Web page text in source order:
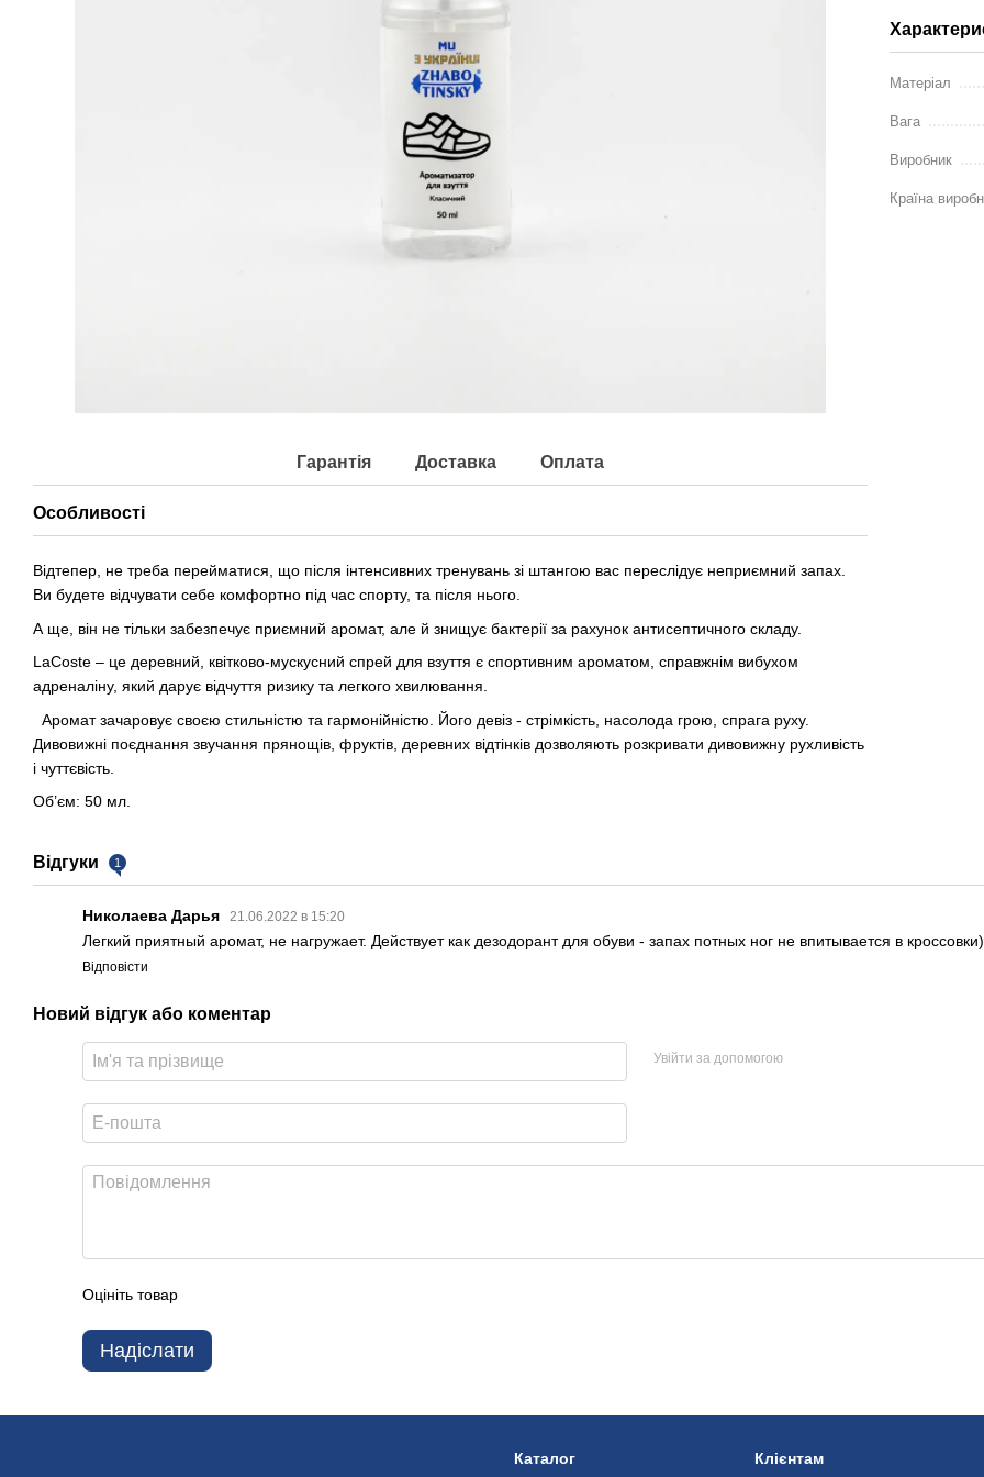
Гарантія Доставка Оплата
Особливості
Відтепер, не треба перейматися, що після інтенсивних тренувань зі штангою вас переслідує неприємний запах.
Ви будете відчувати себе комфортно під час спорту, та після нього.
А ще, він не тільки забезпечує приємний аромат, але й знищує бактерії за рахунок антисептичного складу.
LaCoste – це деревний, квітково-мускусний спрей для взуття є спортивним ароматом, справжнім вибухом
адреналіну, який дарує відчуття ризику та легкого хвилювання.
Аромат зачаровує своєю стильністю та гармонійністю. Його девіз - стрімкість, насолода грою, спрага руху.
Дивовижні поєднання звучання прянощів, фруктів, деревних відтінків дозволяють розкривати дивовижну рухливість
і чуттєвість.
Об’єм: 50 мл.
Матеріал
Вага
Виробник
Країна
Відгуки 1
Николаева Дарья 21.06.2022 в 15:20
Легкий приятный аромат, не нагружает. Действует как дезодорант для обуви - запах потных ног не впитывается в
Відповісти
Новий відгук або коментар
Увійти за допомогою
Оцініть товар
Надіслати
Каталог Клієнтам